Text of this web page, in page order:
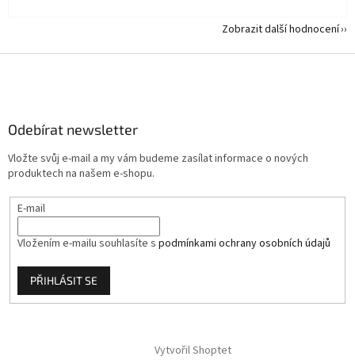
Zobrazit další hodnocení
Odebírat newsletter
Vložte svůj e-mail a my vám budeme zasílat informace o nových
produktech na našem e-shopu.
E-mail
Vložením e-mailu souhlasíte s podmínkami ochrany osobních údajů
PŘIHLÁSIT SE
Vytvořil Shoptet